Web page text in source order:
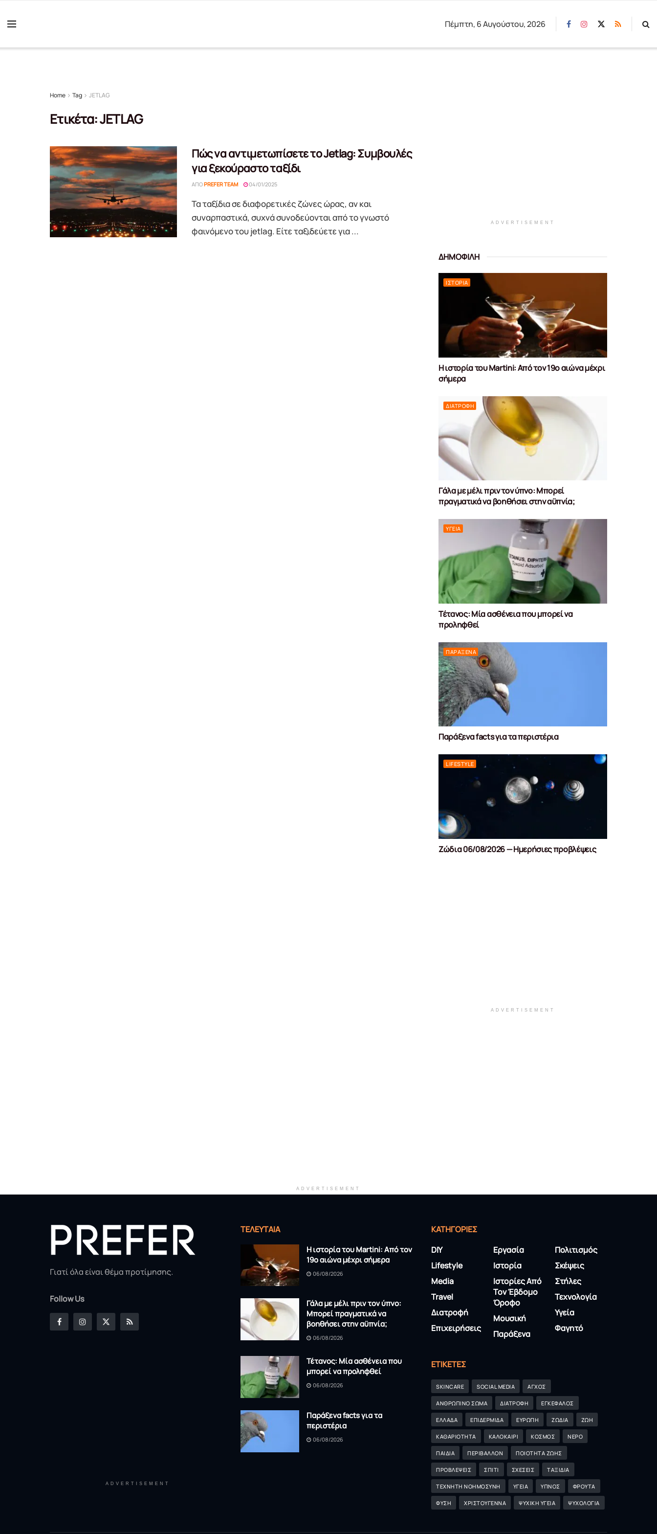
Πέμπτη, 6 Αυγούστου, 2026
Home Tag JETLAG
Ετικέτα:JETLAG
Πώς να αντιμετωπίσετε το Jetlag: Συμβουλές
για ξεκούραστο ταξίδι
ΑΠΌPREFER TEAM 04/01/2025
Τα ταξίδια σε διαφορετικές ζώνες ώρας, αν και
συναρπαστικά, συχνά συνοδεύονται από το γνωστό
φαινόμενο του jetlag. Είτε ταξιδεύετε για ...
ADVERTISEMENT
ΔΗΜΟΦΙΛΗ
ΙΣΤΟΡΊΑ
Η ιστορία του Martini: Από τον 19ο αιώνα μέχρι
σήμερα
ΔΙΑΤΡΟΦΉ
Γάλα με μέλι πριν τον ύπνο: Μπορεί
πραγματικά να βοηθήσει στην αϋπνία;
ΥΓΕΊΑ
Τέτανος: Μία ασθένεια που μπορεί να
προληφθεί
ΠΑΡΆΞΕΝΑ
Παράξενα facts για τα περιστέρια
LIFESTYLE
Ζώδια 06/08/2026 — Ημερήσιες προβλέψεις
ADVERTISEMENT
ADVERTISEMENT
Γιατί όλα είναι θέμα προτίμησης.
Follow Us
ADVERTISEMENT
ΤΕΛΕΥΤΑΊΑ
Η ιστορία του Martini: Από τον
19ο αιώνα μέχρι σήμερα
06/08/2026
Γάλα με μέλι πριν τον ύπνο:
Μπορεί πραγματικά να
βοηθήσει στην αϋπνία;
06/08/2026
Τέτανος: Μία ασθένεια που
μπορεί να προληφθεί
06/08/2026
Παράξενα facts για τα
περιστέρια
06/08/2026
KΑΤΗΓΟΡΊΕΣ
DIY
Lifestyle
Media
Travel
Διατροφή
Επιχειρήσεις
Εργασία
Ιστορία
Ιστορίες Από
Τον Έβδομο
Όροφο
Μουσική
Παράξενα
Πολιτισμός
Σκέψεις
Στήλες
Τεχνολογία
Υγεία
Φαγητό
ΕΤΙΚΈΤΕΣ
SKINCARE SOCIAL MEDIA ΑΓΧΟΣ
ΑΝΘΡΩΠΙΝΟ ΣΩΜΑ ΔΙΑΤΡΟΦΗ ΕΓΚΕΦΑΛΟΣ
ΕΛΛΑΔΑ ΕΠΙΔΕΡΜΙΔΑ ΕΥΡΩΠΗ ΖΩΔΙΑ ΖΩΗ
ΚΑΘΑΡΙΟΤΗΤΑ ΚΑΛΟΚΑΙΡΙ ΚΟΣΜΟΣ ΝΕΡΟ
ΠΑΙΔΙΑ ΠΕΡΙΒΑΛΛΟΝ ΠΟΙΟΤΗΤΑ ΖΩΗΣ
ΠΡΟΒΛΕΨΕΙΣ ΣΠΙΤΙ ΣΧΕΣΕΙΣ ΤΑΞΙΔΙΑ
ΤΕΧΝΗΤΗ ΝΟΗΜΟΣΥΝΗ ΥΓΕΙΑ ΥΠΝΟΣ ΦΡΟΥΤΑ
ΦΥΣΗ ΧΡΙΣΤΟΥΓΕΝΝΑ ΨΥΧΙΚΗ ΥΓΕΙΑ ΨΥΧΟΛΟΓΙΑ